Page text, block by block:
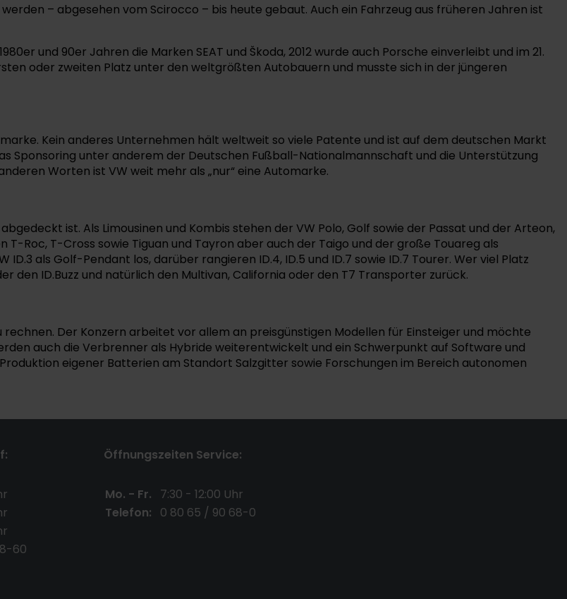
– abgesehen vom Scirocco – bis heute gebaut. Auch ein Fahrzeug aus früheren Jahren ist
und 90er Jahren die Marken SEAT und Škoda, 2012 wurde auch Porsche einverleibt und im 21.
oder zweiten Platz unter den weltgrößten Autobauern und musste sich in der jüngeren
Kein anderes Unternehmen hält weltweit so viele Patente und ist auf dem deutschen Markt
Sponsoring unter anderem der Deutschen Fußball-Nationalmannschaft und die Unterstützung
Worten ist VW weit mehr als „nur“ eine Automarke.
ist. Als Limousinen und Kombis stehen der VW Polo, Golf sowie der Passat und der Arteon,
Roc, T-Cross sowie Tiguan und Tayron aber auch der Taigo und der große Touareg als
als Golf-Pendant los, darüber rangieren ID.4, ID.5 und ID.7 sowie ID.7 Tourer. Wer viel Platz
ID.Buzz und natürlich den Multivan, California oder den T7 Transporter zurück.
Der Konzern arbeitet vor allem an preisgünstigen Modellen für Einsteiger und möchte
auch die Verbrenner als Hybride weiterentwickelt und ein Schwerpunkt auf Software und
eigener Batterien am Standort Salzgitter sowie Forschungen im Bereich autonomen
60
Öffnungszeiten Service:
Mo. - Fr.
7:30 - 12:00 Uhr
Telefon:
0 80 65 / 90 68-0